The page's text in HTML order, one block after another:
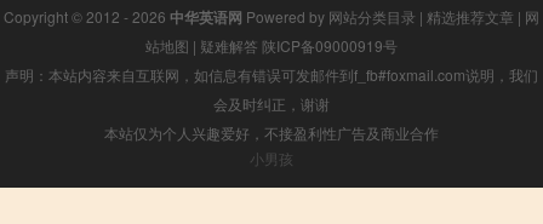
Copyright © 2012 - 2026 中华英语网 Powered by 网站分类目录 | 精选推荐文章 | 网
站地图 | 疑难解答 陕ICP备09000919号
声明：本站内容来自互联网，如信息有错误可发邮件到f_fb#foxmail.com说明，我们
会及时纠正，谢谢
本站仅为个人兴趣爱好，不接盈利性广告及商业合作
小男孩